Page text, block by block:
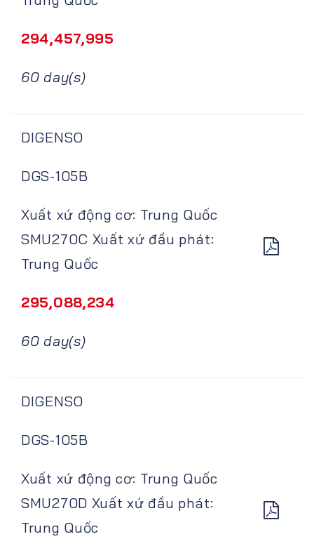
294,457,995
60 day(s)
DIGENSO
DGS-105B
Xuất xứ động cơ: Trung Quốc
SMU270C Xuất xứ đầu phát:
Trung Quốc
295,088,234
60 day(s)
DIGENSO
DGS-105B
Xuất xứ động cơ: Trung Quốc
SMU270D Xuất xứ đầu phát:
Trung Quốc